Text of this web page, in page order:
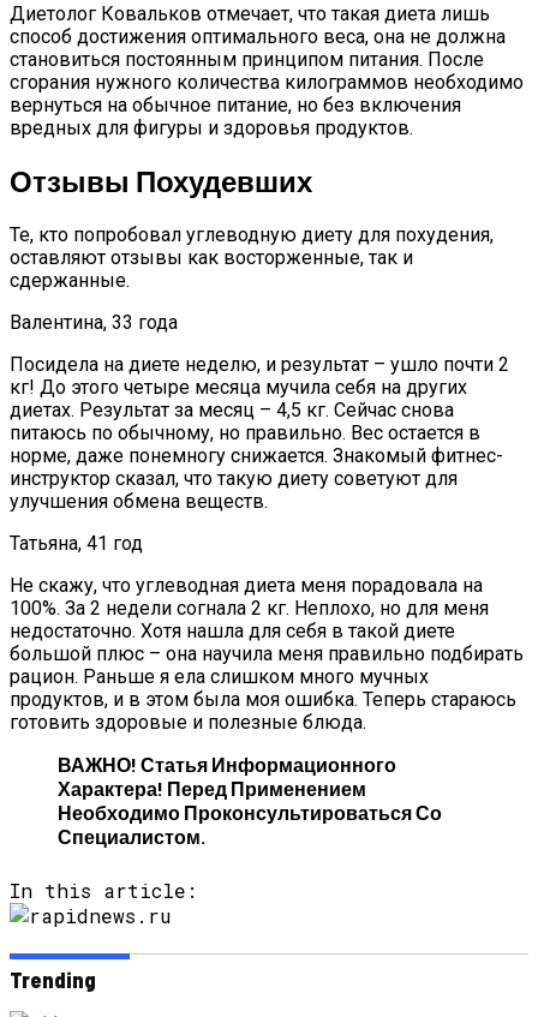
Диетолог Ковальков отмечает, что такая диета лишь
способ достижения оптимального веса, она не должна
становиться постоянным принципом питания. После
сгорания нужного количества килограммов необходимо
вернуться на обычное питание, но без включения
вредных для фигуры и здоровья продуктов.
Отзывы Похудевших
Те, кто попробовал углеводную диету для похудения,
оставляют отзывы как восторженные, так и
сдержанные.
Валентина, 33 года
Посидела на диете неделю, и результат – ушло почти 2
кг! До этого четыре месяца мучила себя на других
диетах. Результат за месяц – 4,5 кг. Сейчас снова
питаюсь по обычному, но правильно. Вес остается в
норме, даже понемногу снижается. Знакомый фитнес-
инструктор сказал, что такую диету советуют для
улучшения обмена веществ.
Татьяна, 41 год
Не скажу, что углеводная диета меня порадовала на
100%. За 2 недели согнала 2 кг. Неплохо, но для меня
недостаточно. Хотя нашла для себя в такой диете
большой плюс – она научила меня правильно подбирать
рацион. Раньше я ела слишком много мучных
продуктов, и в этом была моя ошибка. Теперь стараюсь
готовить здоровые и полезные блюда.
ВАЖНО! Статья Информационного
Характера! Перед Применением
Необходимо Проконсультироваться Со
Специалистом.
In this article:
Trending